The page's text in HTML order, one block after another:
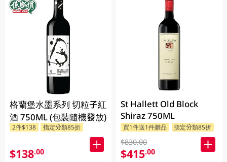
格蘭堡水墨系列 切粒子紅
酒 750ML (包裝隨機發放)
2件$138 指定分類85折
$138.00
St Hallett Old Block
Shiraz 750ML
買1件送1件贈品 指定分類85折
$830.00
$415.00